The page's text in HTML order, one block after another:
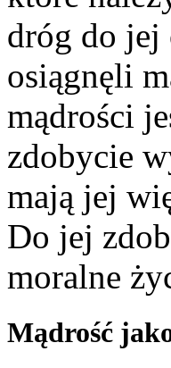
dróg do jej
osiągnęli
mądrości
zdobycie
mają jej
Do jej
moralne
Mądrość